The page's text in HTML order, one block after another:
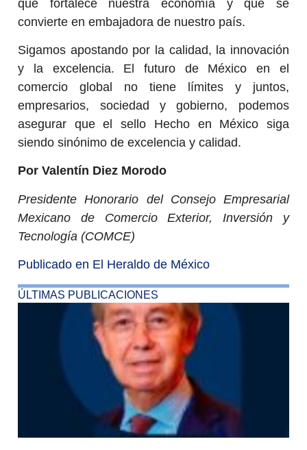
que fortalece nuestra economía y que se
convierte en embajadora de nuestro país.
Sigamos apostando por la calidad, la innovación
y la excelencia. El futuro de México en el
comercio global no tiene límites y juntos,
empresarios, sociedad y gobierno, podemos
asegurar que el sello Hecho en México siga
siendo sinónimo de excelencia y calidad.
Por Valentín Diez Morodo
Presidente Honorario del Consejo Empresarial
Mexicano de Comercio Exterior, Inversión y
Tecnología (COMCE)
Publicado en El Heraldo de México
ÚLTIMAS PUBLICACIONES